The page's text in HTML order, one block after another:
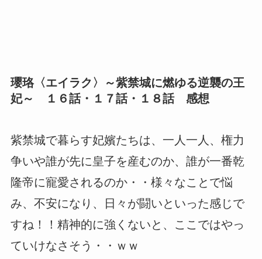
瓔珞〈エイラク〉～紫禁城に燃ゆる逆襲の王
妃～ １６話・１７話・１８話 感想
紫禁城で暮らす妃嬪たちは、一人一人、権力
争いや誰が先に皇子を産むのか、誰が一番乾
隆帝に寵愛されるのか・・様々なことで悩
み、不安になり、日々が闘いといった感じで
すね！！精神的に強くないと、ここではやっ
ていけなさそう・・ｗｗ